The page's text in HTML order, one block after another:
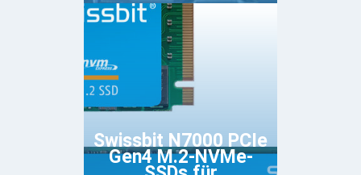
Swissbit N7000 PCIe
Gen4 M.2-NVMe-